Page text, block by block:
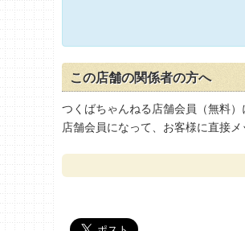
この店舗の関係者の方へ
つくばちゃんねる店舗会員（無料
店舗会員になって、お客様に直接